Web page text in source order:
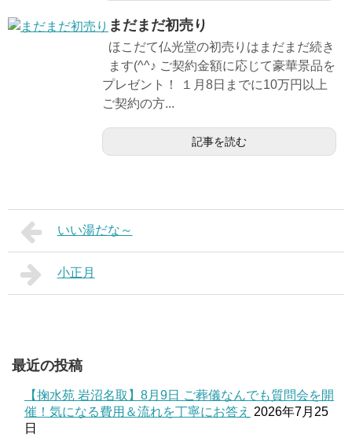
まだまだ初売り
ほこだて仏光堂の初売りはまだまだ続き
ます(^^♪ ご契約金額に応じて豪華景品を
プレゼント！ １月8日までに10万円以上
ご契約の方...
記事を読む
いい湯だな～
小正月
最近の投稿
【掬水苑 岩沼名取】8月9日 ご葬儀なんでも質問会を開
催！気になる費用＆流れを丁寧にお答え 2026年7月25
日